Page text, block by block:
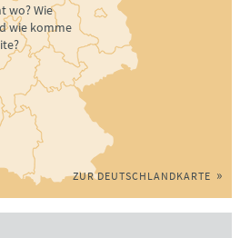
wo? Wie
wie komme
ZUR DEUTSCHLANDKARTE